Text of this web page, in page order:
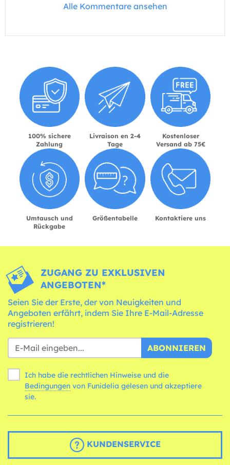
Alle Kommentare ansehen
100% sichere
Zahlung
Livraison en 2-4
Tage
Kostenloser
Versand ab 75€
Umtausch und
Rückgabe
Größentabelle Kontaktiere uns
ZUGANG ZU EXKLUSIVEN
ANGEBOTEN*
Seien Sie der Erste, der von Neuigkeiten und
Angeboten erfährt, indem Sie Ihre E-Mail-Adresse
registrieren!
ABONNIEREN
Ich habe die rechtlichen Hinweise und die
Bedingungen
sie.
KUNDENSERVICE